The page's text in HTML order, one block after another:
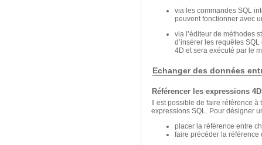
via les commandes SQL
peuvent fonctionner avec
via l’éditeur de méthodes
d’insérer les requêtes
4D et sera exécuté par le
Echanger des données
Référencer les expressions 4D
Il est possible de faire référence
expressions SQL. Pour désigner
placer la référence entre
faire précéder la référence